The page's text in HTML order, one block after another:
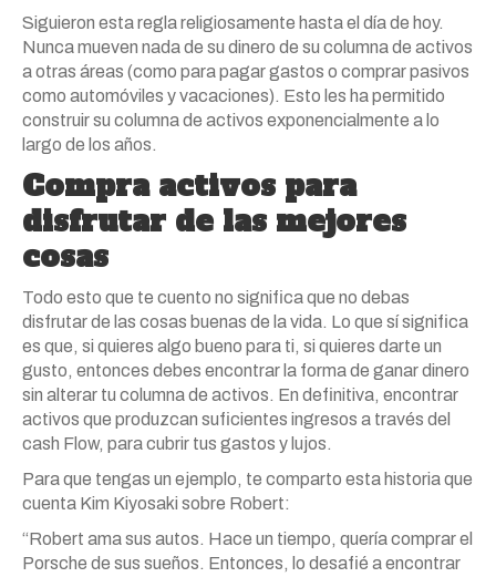
Siguieron esta regla religiosamente hasta el día de hoy.
Nunca mueven nada de su dinero de su columna de activos
a otras áreas (como para pagar gastos o comprar pasivos
como automóviles y vacaciones). Esto les ha permitido
construir su columna de activos exponencialmente a lo
largo de los años.
Compra activos para
disfrutar de las mejores
cosas
Todo esto que te cuento no significa que no debas
disfrutar de las cosas buenas de la vida. Lo que sí significa
es que, si quieres algo bueno para ti, si quieres darte un
gusto, entonces debes encontrar la forma de ganar dinero
sin alterar tu columna de activos. En definitiva, encontrar
activos que produzcan suficientes ingresos a través del
cash Flow, para cubrir tus gastos y lujos.
Para que tengas un ejemplo, te comparto esta historia que
cuenta Kim Kiyosaki sobre Robert:
“Robert ama sus autos. Hace un tiempo, quería comprar el
Porsche de sus sueños. Entonces, lo desafié a encontrar